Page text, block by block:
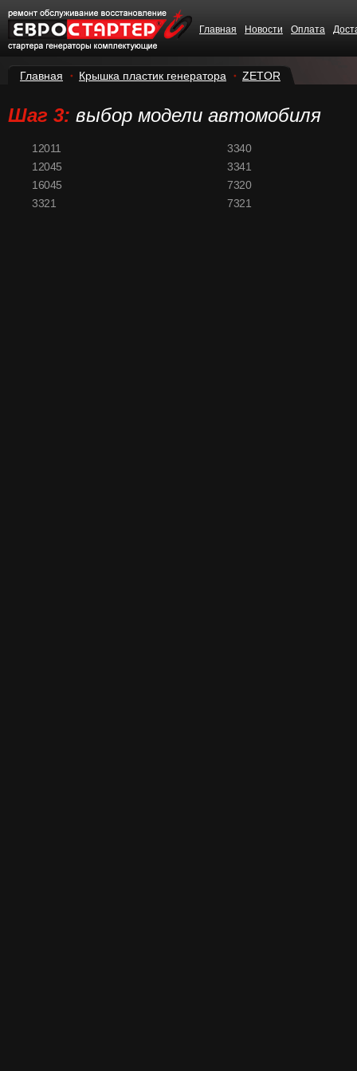
Главная Новости Оплата
Главная Крышка пластик генератора ZETOR
Шаг 3: выбор модели автомобиля
12011
12045
16045
3321
3340
3341
7320
7321